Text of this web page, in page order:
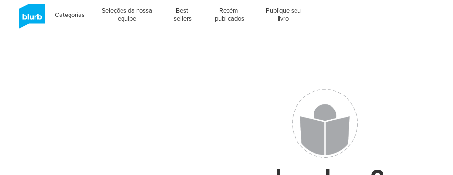
Categorias
Seleções da nossa
equipe
Best-
sellers
Recém-
publicados
Publique seu
livro